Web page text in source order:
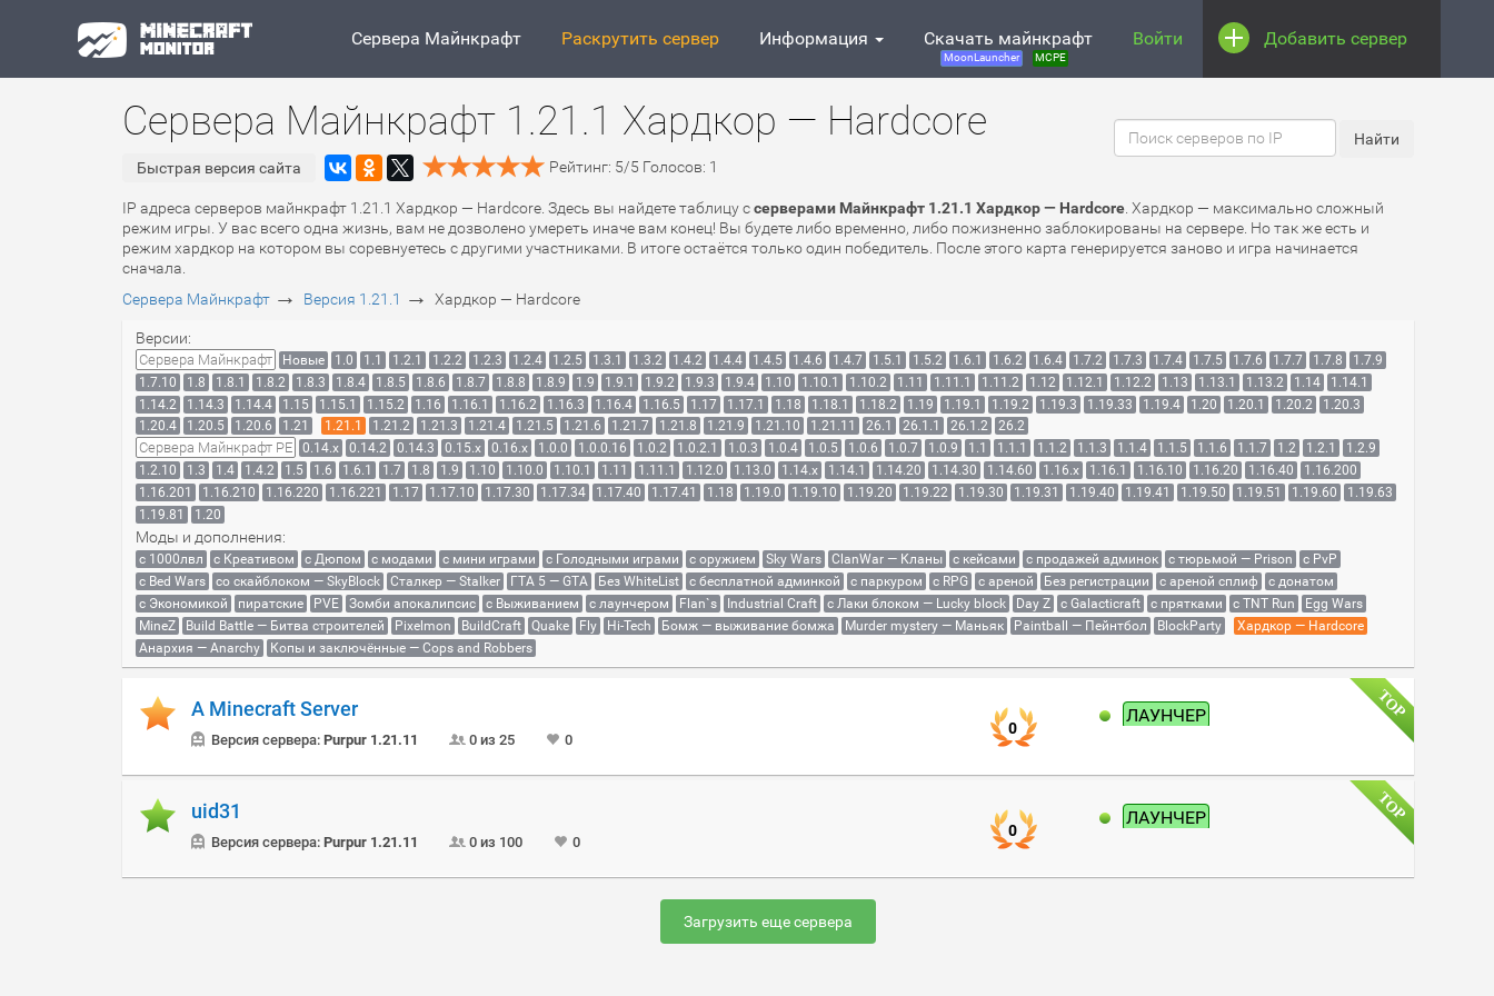
Сервера Майнкрафт Раскрутить сервер Информация Скачать майнкрафт
MoonLauncher MCPE
Войти Добавить сервер
Сервера Майнкрафт 1.21.1 Хардкор — Hardcore
Быстрая версия сайта Рейтинг: 5/5 Голосов: 1
IP адреса серверов майнкрафт 1.21.1 Хардкор — Hardcore. Здесь вы найдете таблицу ссерверами Майнкрафт 1.21.1 Хардкор — Hardcore . Хардкор — максимально сложный
режим игры. У вас всего одна жизнь, вам не дозволено умереть иначе вам конец! Вы будете либо временно, либо пожизненно заблокированы на сервере. Но так же есть и
режим хардкор на котором вы соревнуетесь с другими участниками. В итоге остаётся только один победитель. После этого карта генерируется заново и игра начинается
сначала.
Сервера Майнкрафт → Версия 1.21.1 → Хардкор — Hardcore
Версии:
Сервера Майнкрафт Новые 1.0 1.1 1.2.1 1.2.2 1.2.3 1.2.4 1.2.5 1.3.1 1.3.2 1.4.2 1.4.4 1.4.5 1.4.6 1.4.7 1.5.1 1.5.2 1.6.1 1.6.2 1.6.4 1.7.2 1.7.3 1.7.4 1.7.5 1.7.6 1.7.7 1.7.8
1.7.9
1.7.10
1.8 1.8.1 1.8.2 1.8.3 1.8.4 1.8.5 1.8.6 1.8.7 1.8.8 1.8.9 1.9 1.9.1 1.9.2 1.9.3 1.9.4 1.10 1.10.1 1.10.2 1.11 1.11.1 1.11.2 1.12 1.12.1 1.12.2 1.13 1.13.1 1.13.2 1.14
1.14.1
1.14.2
1.14.3 1.14.4 1.15 1.15.1 1.15.2 1.16 1.16.1 1.16.2 1.16.3 1.16.4 1.16.5 1.17 1.17.1 1.18 1.18.1 1.18.2 1.19 1.19.1 1.19.2 1.19.3 1.19.33 1.19.4 1.20 1.20.1 1.20.2
1.20.3
1.20.4
1.20.5 1.20.6 1.21 1.21.1 1.21.2 1.21.3 1.21.4 1.21.5 1.21.6 1.21.7 1.21.8 1.21.9 1.21.10 1.21.11 26.1 26.1.1 26.1.2 26.2
Сервера Майнкрафт PE 0.14.x 0.14.2 0.14.3 0.15.x 0.16.x 1.0.0 1.0.0.16 1.0.2 1.0.2.1 1.0.3 1.0.4 1.0.5 1.0.6 1.0.7 1.0.9 1.1 1.1.1 1.1.2 1.1.3 1.1.4 1.1.5 1.1.6 1.1.7 1.2 1.2.1
1.2.9
1.2.10
1.3 1.4 1.4.2 1.5 1.6 1.6.1 1.7 1.8 1.9 1.10 1.10.0 1.10.1 1.11 1.11.1 1.12.0 1.13.0 1.14.x 1.14.1 1.14.20 1.14.30 1.14.60 1.16.x 1.16.1 1.16.10 1.16.20 1.16.40
1.16.200
1.16.201
1.16.210 1.16.220 1.16.221 1.17 1.17.10 1.17.30 1.17.34 1.17.40 1.17.41 1.18 1.19.0 1.19.10 1.19.20 1.19.22 1.19.30 1.19.31 1.19.40 1.19.41 1.19.50 1.19.51 1.19.60
1.19.63
1.19.81
1.20
Моды и дополнения:
с 1000лвл c Креативом с Дюпом с модами с мини играми с Голодными играми с оружием Sky Wars ClanWar — Кланы с кейсами с продажей админок с тюрьмой — Prison
с PvP
с Bed Wars
со скайблоком — SkyBlock Сталкер — Stalker ГТА 5 — GTA Без WhiteList с бесплатной админкой с паркуром с RPG с ареной Без регистрации с ареной сплиф
с донатом
с Экономикой
пиратские PVE Зомби апокалипсис с Выживанием с лаунчером Flan`s Industrial Craft с Лаки блоком — Lucky block Day Z с Galacticraft с прятками с TNT Run
Egg Wars
MineZ
Build Battle — Битва строителей Pixelmon BuildCraft Quake Fly Hi-Tech Бомж — выживание бомжа Murder mystery — Маньяк Paintball — Пейнтбол BlockParty
Хардкор — Hardcore
Анархия — Anarchy
Копы и заключённые — Cops and Robbers
A Minecraft Server
Версия сервера: Purpur 1.21.11 0 из 25 0
0
ЛАУНЧЕР
uid31
Версия сервера: Purpur 1.21.11 0 из 100 0
0
ЛАУНЧЕР
Загрузить еще сервера